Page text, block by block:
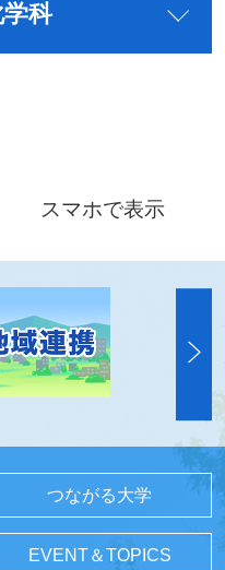
学科
スマホで表示
つながる大学
EVENT＆TOPICS